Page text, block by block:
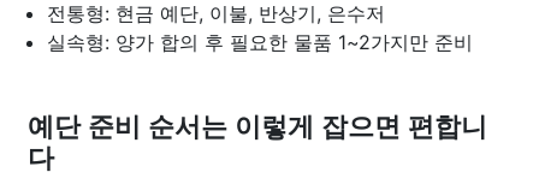
전통형: 현금 예단, 이불, 반상기, 은수저
실속형: 양가 합의 후 필요한 물품 1~2가지만 준비
예단 준비 순서는 이렇게 잡으면 편합니
다